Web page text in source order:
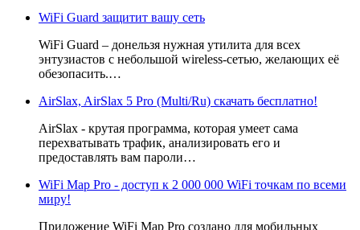
WiFi Guard защитит вашу сеть
WiFi Guard – донельзя нужная утилита для всех
энтузиастов с небольшой wireless-сетью, желающих её
обезопасить.…
AirSlax, AirSlax 5 Pro (Multi/Ru) скачать бесплатно!
AirSlax - крутая программа, которая умеет сама
перехватывать трафик, анализировать его и
предоставлять вам пароли…
WiFi Map Pro - доступ к 2 000 000 WiFi точкам по всеми
миру!
Приложение WiFi Map Pro создано для мобильных